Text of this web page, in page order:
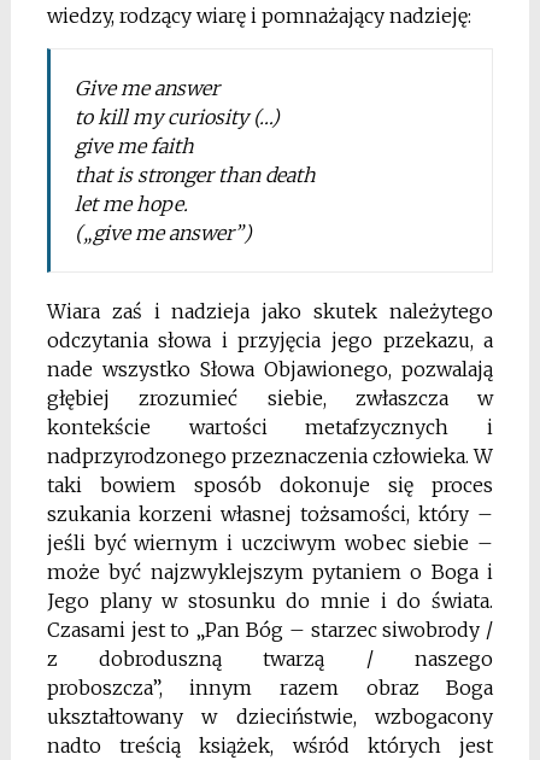
wiedzy, rodzący wiarę i pomnażający nadzieję:
Give me answer
to kill my curiosity (…)
give me faith
that is stronger than death
let me hope.
(„give me answer”)
Wiara zaś i nadzieja jako skutek należytego
odczytania słowa i przyjęcia jego przekazu, a
nade wszystko Słowa Objawionego, pozwalają
głębiej zrozumieć siebie, zwłaszcza w
kontekście wartości metafzycznych i
nadprzyrodzonego przeznaczenia człowieka.W
taki bowiem sposób dokonuje się proces
szukania korzeni własnej tożsamości, który –
jeśli być wiernymi uczciwym wobec siebie –
może być najzwyklejszym pytaniem o Boga i
Jego plany w stosunku do mnie i do świata.
Czasami jest to „Pan Bóg – starzec siwobrody /
z dobroduszną twarzą / naszego
proboszcza”,innym razem obraz Boga
ukształtowany w dzieciństwie, wzbogacony
nadto treścią książek, wśród których jest